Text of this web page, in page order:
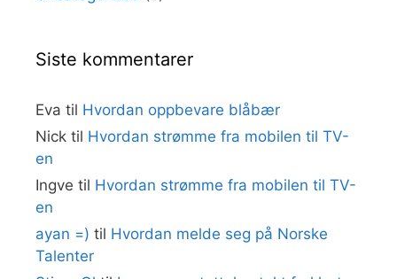
Siste kommentarer
Eva til Hvordan oppbevare blåbær
Nick til Hvordan strømme fra mobilen til TV-
en
Ingve til Hvordan strømme fra mobilen til TV-
en
ayan =) til Hvordan melde seg på Norske
Talenter